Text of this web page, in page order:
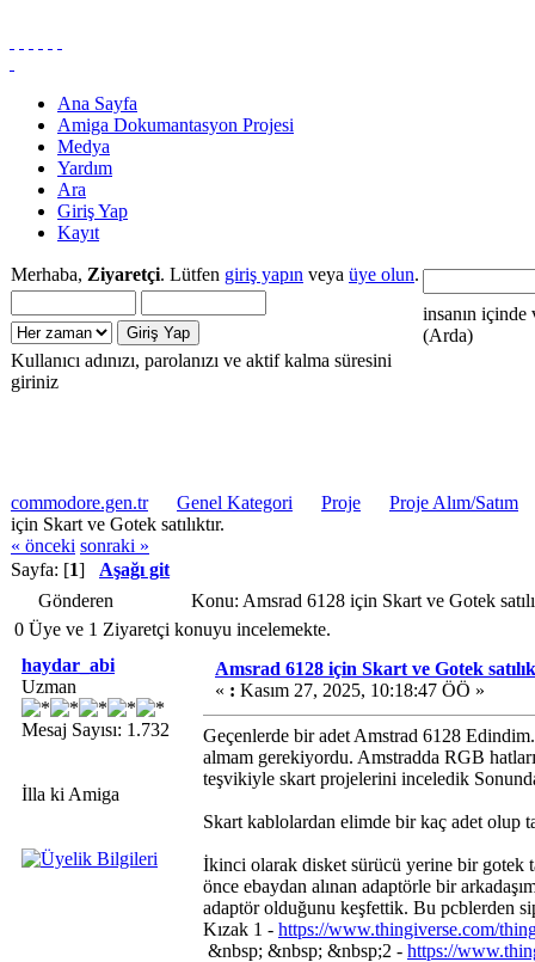
Ana Sayfa
Amiga Dokumantasyon Projesi
Medya
Yardım
Ara
Giriş Yap
Kayıt
Merhaba, Ziyaretçi. Lütfen giriş yapın veya üye olun.
Kullanıcı adınızı, parolanızı ve aktif kalma süresini
giriniz
insanın içinde
(Arda)
commodore.gen.tr Genel Kategori Proje
Proje Alım/Satım
için Skart ve Gotek satılıktır.
« önceki sonraki »
Sayfa: [1] Aşağı git
Gönderen
Konu: Amsrad 6128 için Skart ve Gotek
0 Üye ve 1 Ziyaretçi konuyu incelemekte.
haydar_abi
Uzman
Mesaj Sayısı: 1.732
İlla ki Amiga
Amsrad 6128 için Skart ve Gotek
« : Kasım 27, 2025, 10:18:47 ÖÖ »
Geçenlerde bir adet Amstrad 6128
almam gerekiyordu. Amstradda RGB
teşvikiyle skart projelerini inceledik
Skart kablolardan elimde bir kaç adet olup
İkinci olarak disket sürücü yerine bir gotek
önce ebaydan alınan adaptörle bir
adaptör olduğunu keşfettik. Bu pcblerden
Kızak 1 - https://www.thingiverse.com/
&nbsp; &nbsp; &nbsp;2 - https://